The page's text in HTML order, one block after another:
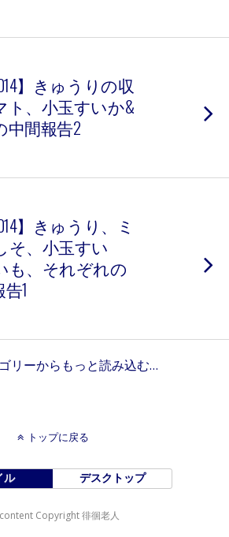
】きゅうりの収
ト、小玉すいか&
中間報告2
】きゅうり、ミ
そ、小玉すい
も、それぞれの
1
リーからもっと読み込む…
トップに戻る
ル デスクトップ
Copyright 徘徊老人